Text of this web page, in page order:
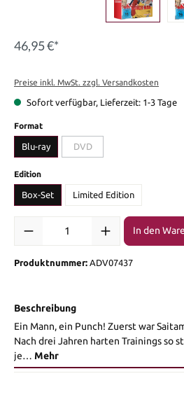
46,95 €*
Preise inkl. MwSt. zzgl. Versandkosten
Sofort verfügbar, Lieferzeit: 1-3 Tage
Formatauswählen
Blu-ray DVD
(Diese Option ist zurzeit
Editionauswählen
Box-Set Limited Edition
Produkt Anzahl: Gib den
In den
Produktnummer: ADV07437
Beschreibung
Ein Mann, ein Punch! Zuerst war
Nach drei Jahren harten Trainings so
je… Mehr